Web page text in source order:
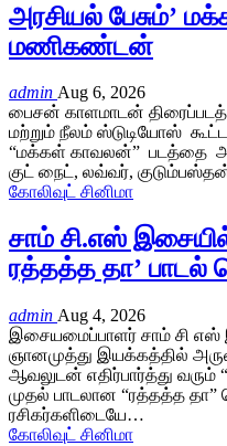
அரசியல் பேசும்’
மணிகண்டன்
admin Aug 6, 2026
பைசன் காளமாடன்
மற்றும் நீலம் ஸ்டுடியோஸ்
“மக்கள் காவலன்” படத்தை
குட் நைட், லவ்வர்,
கோலிவுட் சினிமா
சாம் சி.எஸ் இசையில்
ரத்தத்த தா’ பாடல்
admin Aug 4, 2026
இசையமைப்பாளர் சாம் சி
ஞானமுத்து இயக்கத்தில்
ஆவலுடன் எதிர்பார்த்து வரும்
முதல் பாடலான “ரத்தத்த தா”
ரசிகர்களிடையே…
கோலிவுட் சினிமா